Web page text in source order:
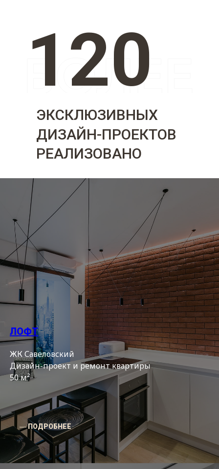
120
ЭКСКЛЮЗИВНЫХ
ДИЗАЙН-ПРОЕКТОВ
РЕАЛИЗОВАНО
ЛОФТ
ЖК Савеловский
Дизайн-проект и ремонт квартиры
50 м²
― ПОДРОБНЕЕ